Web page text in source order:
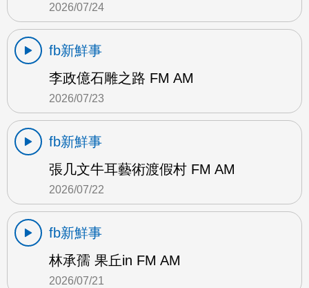
2026/07/24
fb新鮮事
李政億石雕之路 FM AM
2026/07/23
fb新鮮事
張几文牛耳藝術渡假村 FM AM
2026/07/22
fb新鮮事
林承孺 果丘in FM AM
2026/07/21